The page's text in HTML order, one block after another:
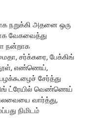
நறுக்கி அதனை ஒரு
வேகவைத்து
நன்றாக
சர்க்கரை, பேக்கிங்
தூள், எண்ணெய்,
சேர்த்து
ட்ரேயில் வெண்ணெய்
வார்த்து,
நிமிடம்